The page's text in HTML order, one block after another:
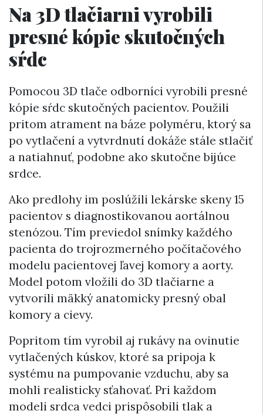
Na 3D tlačiarni vyrobili
presné kópie skutočných
sŕdc
Pomocou 3D tlače odborníci vyrobili presné
kópie sŕdc skutočných pacientov. Použili
pritom atrament na báze polyméru, ktorý sa
po vytlačení a vytvrdnutí dokáže stále stlačiť
a natiahnuť, podobne ako skutočne bijúce
srdce.
Ako predlohy im poslúžili lekárske skeny 15
pacientov s diagnostikovanou aortálnou
stenózou. Tím previedol snímky každého
pacienta do trojrozmerného počítačového
modelu pacientovej ľavej komory a aorty.
Model potom vložili do 3D tlačiarne a
vytvorili mäkký anatomicky presný obal
komory a cievy.
Popritom tím vyrobil aj rukávy na ovinutie
vytlačených kúskov, ktoré sa pripoja k
systému na pumpovanie vzduchu, aby sa
mohli realisticky sťahovať. Pri každom
modeli srdca vedci prispôsobili tlak a